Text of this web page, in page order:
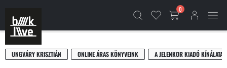
0
UNGVÁRY KRISZTIÁN ONLINE ÁRAS KÖNYVEINK A JELENKOR KIADÓ KÍNÁLATA